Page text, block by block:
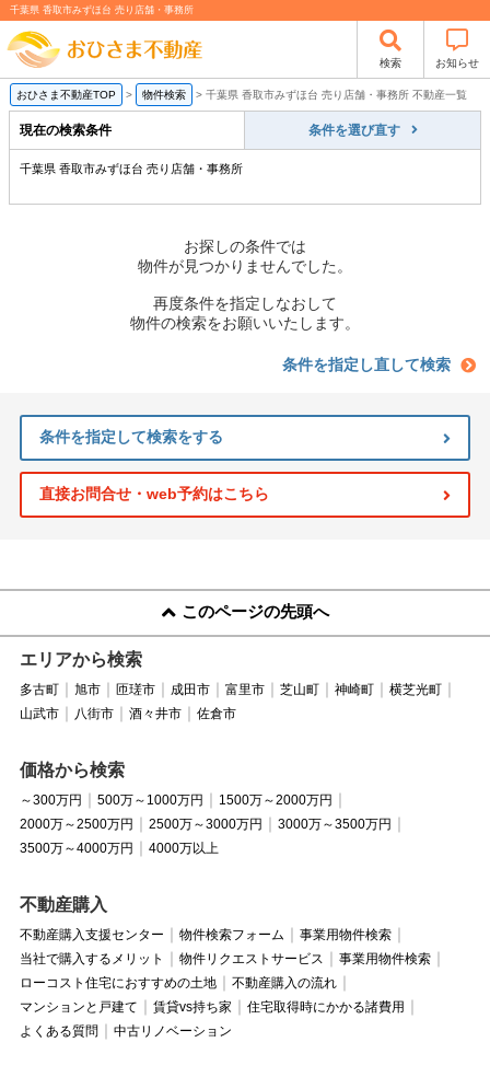
千葉県 香取市みずほ台 売り店舗・事務所
検索 お知らせ
おひさま不動産TOP > 物件検索 > 千葉県 香取市みずほ台 売り店舗・事務所 不動産一覧
現在の検索条件 条件を選び直す
千葉県 香取市みずほ台 売り店舗・事務所
お探しの条件では
物件が見つかりませんでした。
再度条件を指定しなおして
物件の検索をお願いいたします。
条件を指定し直して検索
条件を指定して検索をする
直接お問合せ・web予約はこちら
このページの先頭へ
エリアから検索
多古町 旭市 匝瑳市 成田市 富里市 芝山町 神崎町
横芝光町
山武市
八街市 酒々井市 佐倉市
価格から検索
～300万円 500万～1000万円
1500万～2000万円
2000万～2500万円
2500万～3000万円
3000万～3500万円
3500万～4000万円
4000万以上
不動産購入
不動産購入支援センター 物件検索フォーム
事業用物件検索
当社で購入するメリット
物件リクエストサービス
事業用物件検索
ローコスト住宅におすすめの土地
不動産購入の流れ
マンションと戸建て
賃貸vs持ち家
住宅取得時にかかる諸費用
よくある質問
中古リノベーション